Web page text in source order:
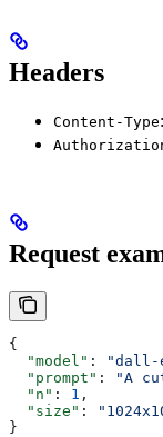
Headers
Content-Type
Request
{
  "model"
: "dall-
  "prompt"
: "A
  "n"
: 1 ,
  "size"
:
}